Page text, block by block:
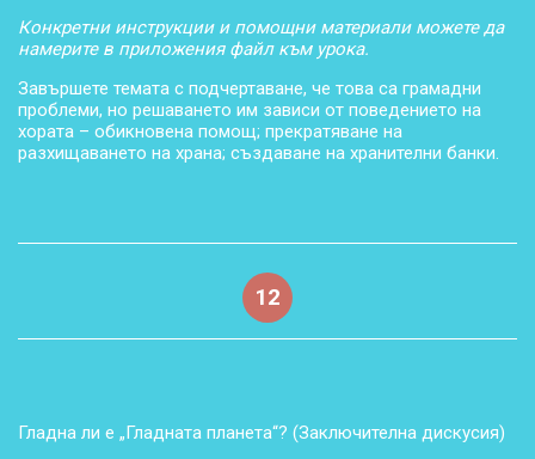
Конкретни инструкции и помощни материали можете да
намерите в приложения файл към урока.
Завършете темата с подчертаване, че това са грамадни
проблеми, но решаването им зависи от поведението на
хората – обикновена помощ; прекратяване на
разхищаването на храна; създаване на хранителни банки.
12
Гладна ли е „Гладната планета“? (Заключителна дискусия)